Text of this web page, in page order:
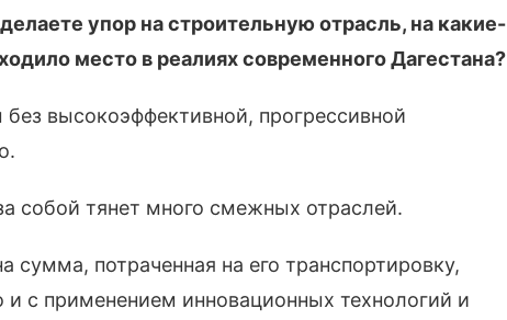
упор на строительную отрасль, на какие-
место в реалиях современного Дагестана?
высокоэффективной, прогрессивной
собой тянет много смежных отраслей.
потраченная на его транспортировку,
с применением инновационных технологий и